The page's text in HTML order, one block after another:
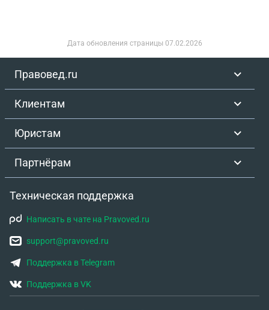
Дата обновления страницы 07.02.2026
Правовед.ru
Клиентам
Юристам
Партнёрам
Техническая поддержка
Написать в чате на Pravoved.ru
support@pravoved.ru
Поддержка в Telegram
Поддержка в VK